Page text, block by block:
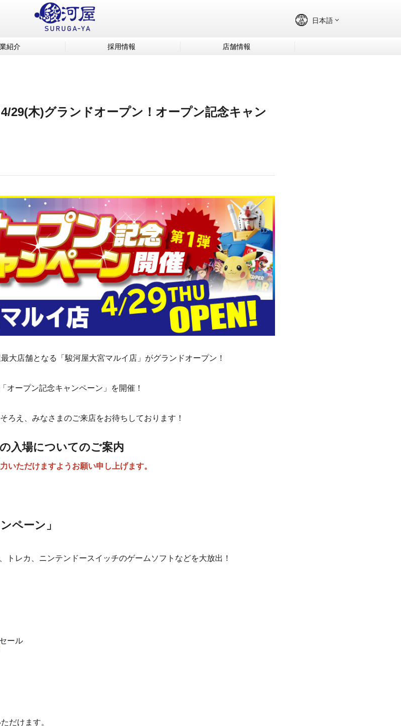
紹介 採用情報 店舗情報
29(木)グランドオープン！オープン記念キャン
大店舗となる「駿河屋大宮マルイ店」がグランドオープン！
オープン記念キャンペーン」を開催！
ろえ、みなさまのご来店をお待ちしております！
入場についてのご案内
いただけますようお願い申し上げます。
ペーン」
トレカ、ニンテンドースイッチのゲームソフトなどを大放出！
だけます。